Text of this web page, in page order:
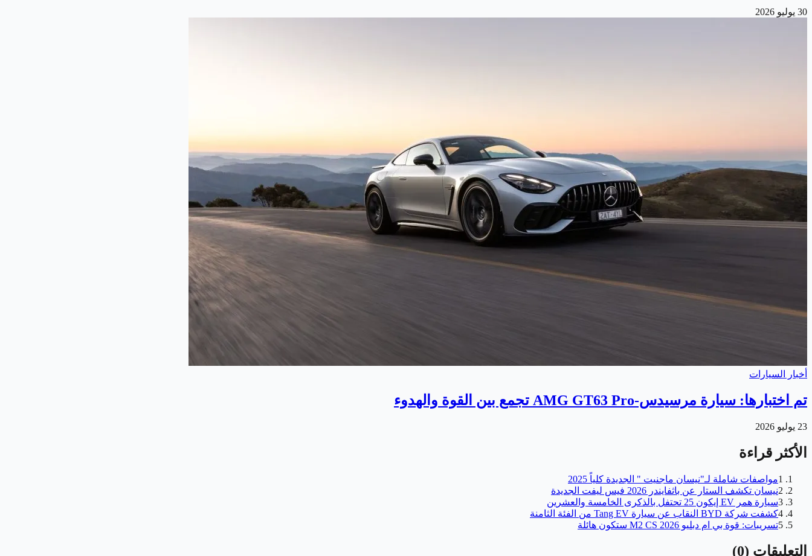
30 يوليو 2026
أخبار السيارات
تم اختبارها: سيارة مرسيدس-AMG GT63 Pro تجمع بين القوة والهدوء
23 يوليو 2026
الأكثر قراءة
1مواصفات شاملة لـ"نيسان ماجنيت " الجديدة كلياً 2025
2نيسان تكشف الستار عن باثفايندر 2026 فيس ليفت الجديدة
3سيارة همر EV إيكون 25 تحتفل بالذكرى الخامسة والعشرين
4كشفت شركة BYD النقاب عن سيارة Tang EV من الفئة الثامنة
5تسريبات: قوة بي ام دبليو M2 CS 2026 ستكون هائلة
التعليقات (
0
)